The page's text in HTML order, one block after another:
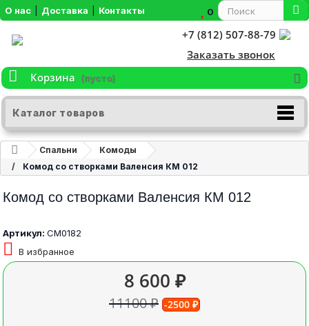
О нас Доставка Контакты 0
+7 (812) 507-88-79
Заказать звонок
Корзина
(пусто)
Каталог товаров
Спальни
Комоды
Комод со створками Валенсия КМ 012
Комод со створками Валенсия КМ 012
Артикул: СМ0182
В избранное
8 600 ₽
11100 ₽ -2500 ₽